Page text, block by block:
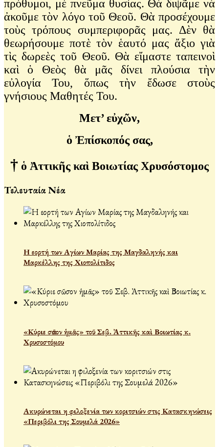
πρόθυμοι, μὲ πνεῦμα θυσίας. Θὰ διψᾶμε νὰ
ἀκοῦμε τὸν λόγο τοῦ Θεοῦ. Θὰ προσέχουμε
τοὺς τρόπους συμπεριφορᾶς μας. Δὲν θὰ
θεωρήσουμε ποτὲ τὸν ἑαυτό μας ἄξιο γιὰ
τὶς δωρεὲς τοῦ Θεοῦ. Θὰ εἴμαστε ταπεινοὶ
καὶ ὁ Θεὸς θὰ μᾶς δίνει πλούσια τὴν
εὐλογία Του, ὅπως τὴν ἔδωσε στοὺς
γνήσιους Μαθητές Του.
Μετ’ εὐχῶν,
ὁ Ἐπίσκοπός σας,
† ὁ Ἀττικῆς καὶ Βοιωτίας Χρυσόστομος
Τελευταία Νέα
Η εορτή των Αγίων Μαρίας της Μαγδαληνής και
Μαρκέλλης της Χιοπολίτιδος
«Κύριε σῶσον ἡμᾶς» τοῦ Σεβ. Ἀττικῆς καὶ Βοιωτίας κ.
Χρυσοστόμου
Ακυρώνεται η φιλοξενία των κοριτσιών στις Κατασκηνώσεις
«Περιβόλι της Σουμελά 2026»